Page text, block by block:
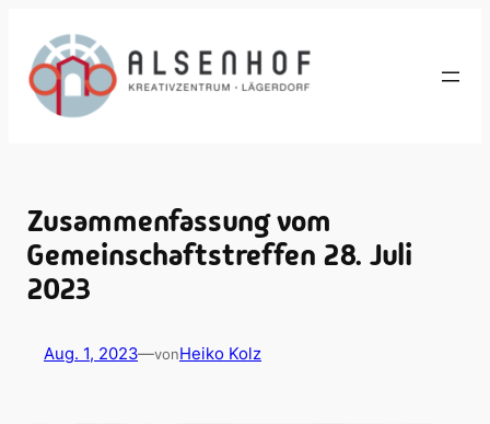
Inhalt
springen
Zusammenfassung vom
Gemeinschaftstreffen 28. Juli
2023
Aug. 1, 2023—vonHeiko Kolz